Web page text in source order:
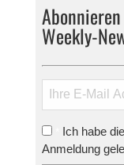
Weekly-
Ich habe
Anmeldung